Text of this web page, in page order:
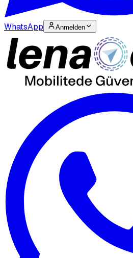
WhatsApp Anmelden